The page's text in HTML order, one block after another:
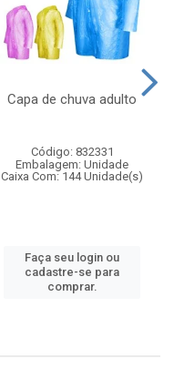
Capa de chuva adulto
Código: 832331
Embalagem: Unidade
Caixa Com: 144 Unidade(s)
Faça seu login ou
cadastre-se para
comprar.